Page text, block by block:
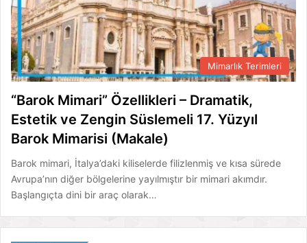
Mimarlık Terimleri
“Barok Mimari” Özellikleri – Dramatik,
Estetik ve Zengin Süslemeli 17. Yüzyıl
Barok Mimarisi (Makale)
Barok mimari, İtalya’daki kiliselerde filizlenmiş ve kısa sürede
Avrupa’nın diğer bölgelerine yayılmıştır bir mimari akımdır.
Başlangıçta dini bir araç olarak…